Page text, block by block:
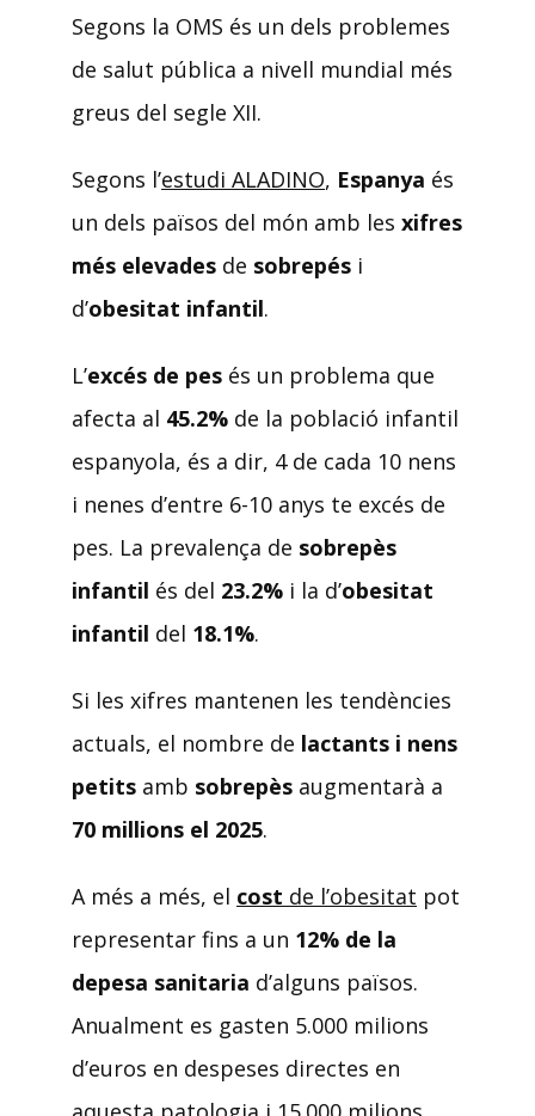
Segons la OMS és un dels problemes
de salut pública a nivell mundial més
greus del segle XII.
Segons l’estudi ALADINO, Espanya és
un dels països del món amb les xifres
més elevades de sobrepés i
d’obesitat infantil.
L’excés de pes és un problema que
afecta al 45.2% de la població infantil
espanyola, és a dir, 4 de cada 10 nens
i nenes d’entre 6-10 anys te excés de
pes. La prevalença de sobrepès
infantil és del 23.2% i la d’obesitat
infantil del 18.1%.
Si les xifres mantenen les tendències
actuals, el nombre de lactants i nens
petits amb sobrepès augmentarà a
70 millions el 2025.
A més a més, el cost de l’obesitat pot
representar fins a un 12% de la
depesa sanitaria d’alguns països.
Anualment es gasten 5.000 milions
d’euros en despeses directes en